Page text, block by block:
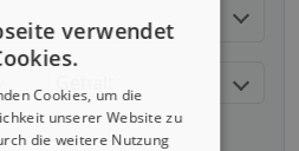
verwendet
Cookies, um die
unserer Website zu
die weitere Nutzung